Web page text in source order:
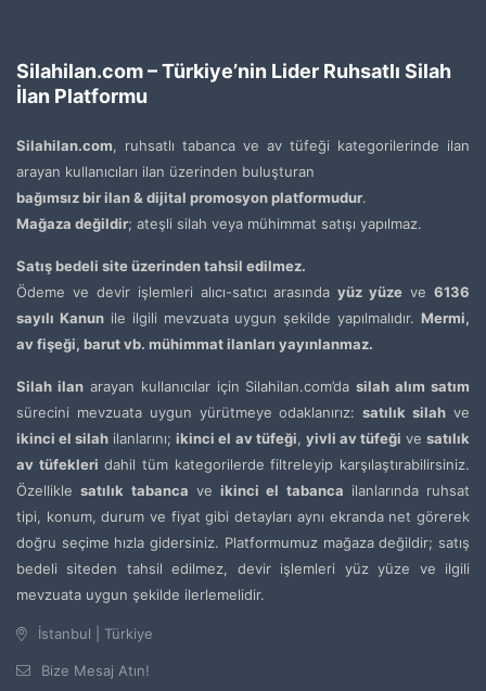
Silahilan.com – Türkiye’nin Lider Ruhsatlı Silah
İlan Platformu
Silahilan.com, ruhsatlı tabanca ve av tüfeği kategorilerinde ilan
arayan kullanıcıları ilan üzerinden buluşturan
bağımsız bir ilan & dijital promosyon platformudur.
Mağaza değildir; ateşli silah veya mühimmat satışı yapılmaz.
Satış bedeli site üzerinden tahsil edilmez.
Ödeme ve devir işlemleri alıcı-satıcı arasındayüz yüze ve6136
sayılı Kanunile ilgili mevzuata uygun şekilde yapılmalıdır. Mermi,
av fişeği, barut vb. mühimmat ilanları yayınlanmaz.
Silah ilanarayan kullanıcılar için Silahilan.com’dasilah alım satım
sürecini mevzuata uygun yürütmeye odaklanırız:satılık silah ve
ikinci el silah ilanlarını;ikinci el av tüfeği, yivli av tüfeği vesatılık
av tüfekleri dahil tüm kategorilerde filtreleyip karşılaştırabilirsiniz.
Özelliklesatılık tabanca ve ikinci el tabanca ilanlarında ruhsat
tipi, konum, durum ve fiyat gibi detayları aynı ekranda net görerek
doğru seçime hızla gidersiniz. Platformumuz mağaza değildir; satış
bedeli siteden tahsil edilmez, devir işlemleri yüz yüze ve ilgili
mevzuata uygun şekilde ilerlemelidir.
İstanbul | Türkiye
Bize Mesaj Atın!